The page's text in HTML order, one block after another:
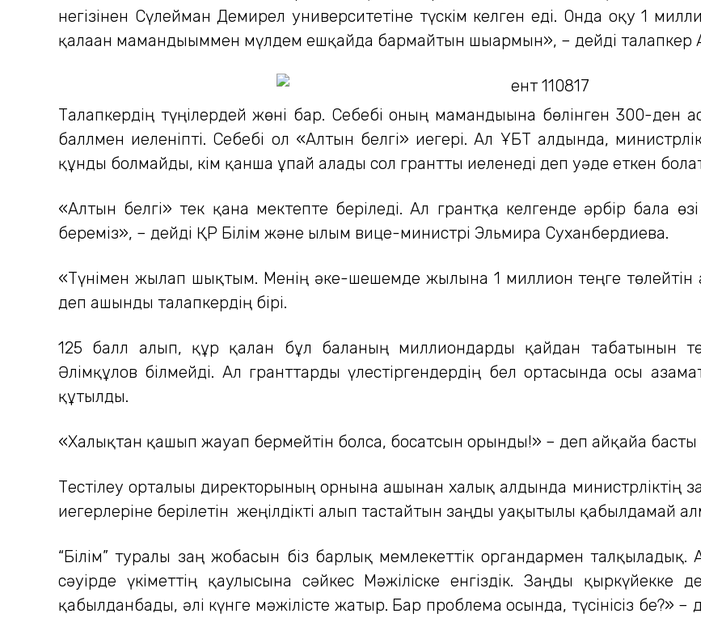
негізінен Сүлейман Демирел университетіне түскім келген еді. Онда оқу 1
қалаған мамандығыммен мүлдем ешқайда бармайтын шығармын», – дейді
Талапкердің түңілердей жөні бар. Себебі оның мамандығына бөлінген 300-ден
баллмен иеленіпті. Себебі ол «Алтын белгі» иегері. Ал ҰБТ алдында,
құнды болмайды, кім қанша ұпай алады сол грантты иеленеді деп уәде еткен
«Алтын белгі» тек қана мектепте беріледі. Ал грантқа келгенде әрбір бала
береміз», – дейді ҚР Білім және ғылым вице-министрі Эльмира Суханбердиева.
«Түнімен жылап шықтым. Менің әке-шешемде жылына 1 миллион теңге төлейтін
деп ашынды талапкердің бірі.
125 балл алып, құр қалған бұл баланың миллиондарды қайдан табатынын
Әлімқұлов білмейді. Ал гранттарды үлестіргендердің бел ортасында осы
құтылды.
«Халықтан қашып жауап бермейтін болса, босатсын орынды!» – деп айқайға басты
Тестілеу орталығы директорының орнына ашынған халық алдында министрліктің
иегерлеріне берілетін жеңілдікті алып тастайтын заңды уақытылы қабылдамай
“Білім” туралы заң жобасын біз барлық мемлекеттік органдармен
сәуірде үкіметтің қаулысына сәйкес Мәжіліске енгіздік. Заңды
қабылданбады, әлі күнге мәжілісте жатыр. Бар проблема осында, түсінісіз бе?» –